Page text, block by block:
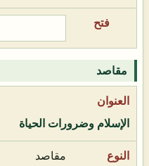
مقاصد
الإسلام وضرورات الحياة
مقاصد